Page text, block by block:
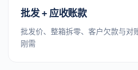
批发 + 应收账款
批发价、整箱拆零、客户欠款与对
刚需